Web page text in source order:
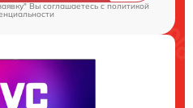
Вы соглашаетесь cполитикой